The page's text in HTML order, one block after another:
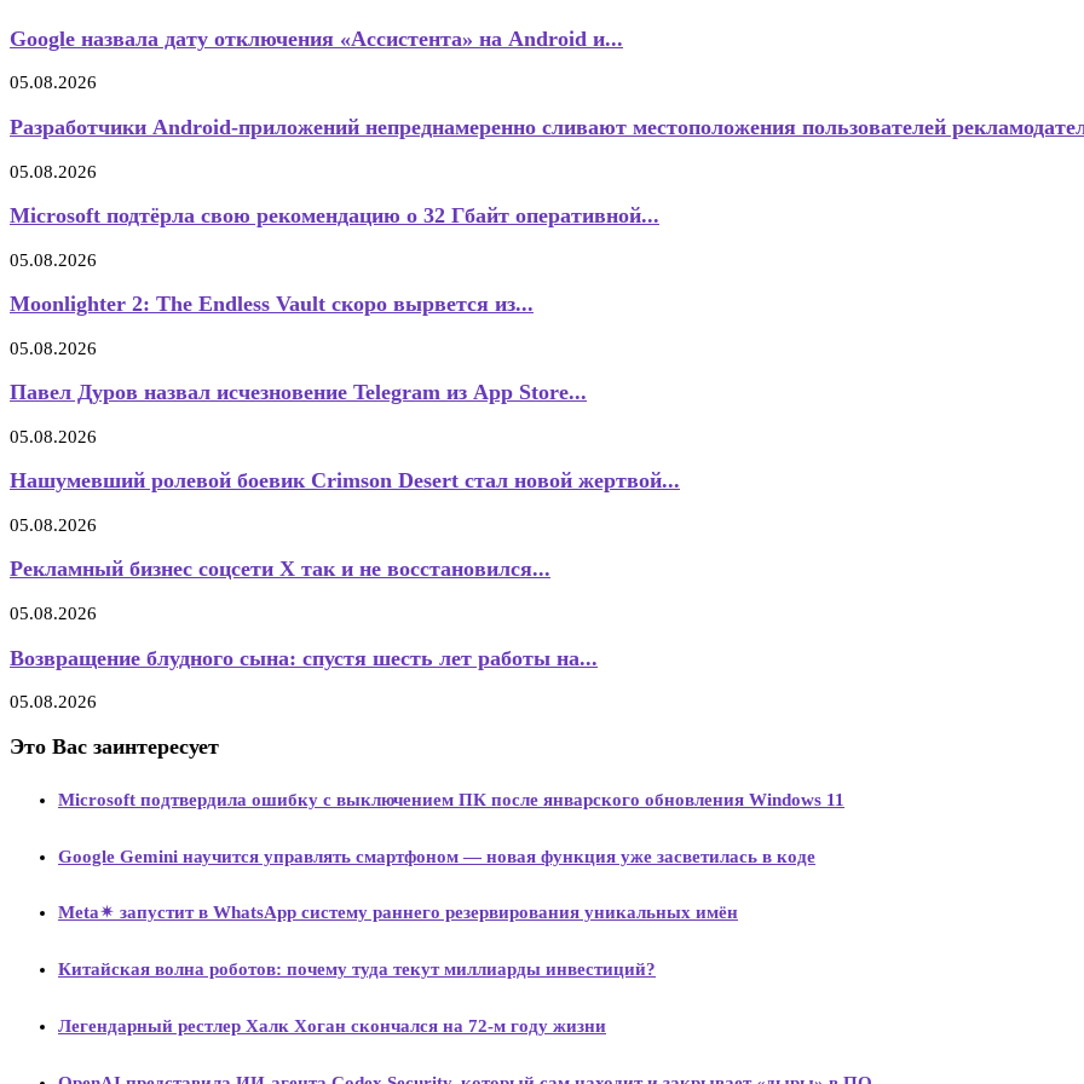
Google назвала дату отключения «Ассистента» на Android и...
05.08.2026
Разработчики Android-приложений непреднамеренно сливают местоположения пользователей
05.08.2026
Microsoft подтёрла свою рекомендацию о 32 Гбайт оперативной...
05.08.2026
Moonlighter 2: The Endless Vault скоро вырвется из...
05.08.2026
Павел Дуров назвал исчезновение Telegram из App Store...
05.08.2026
Нашумевший ролевой боевик Crimson Desert стал новой жертвой...
05.08.2026
Рекламный бизнес соцсети X так и не восстановился...
05.08.2026
Возвращение блудного сына: спустя шесть лет работы на...
05.08.2026
Это Вас заинтересует
Microsoft подтвердила ошибку с выключением ПК после январского обновления Windows 11
Google Gemini научится управлять смартфоном — новая функция уже засветилась в коде
Meta✴ запустит в WhatsApp систему раннего резервирования уникальных имён
Китайская волна роботов: почему туда текут миллиарды инвестиций?
Легендарный рестлер Халк Хоган скончался на 72-м году жизни